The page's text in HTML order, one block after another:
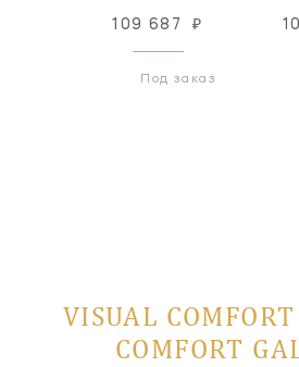
109 687 ₽
Под заказ
VISUAL
COMFORT